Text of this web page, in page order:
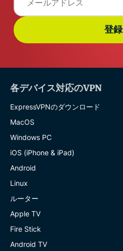
登録
各デバイス対応のVPN
ExpressVPNのダウンロード
MacOS
Windows PC
iOS (iPhone & iPad)
Android
Linux
ルーター
Apple TV
Fire Stick
Android TV